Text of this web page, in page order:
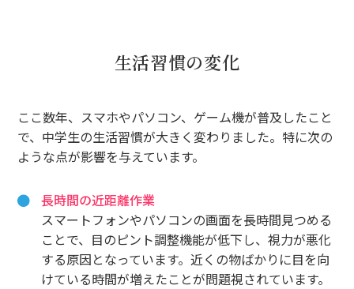
生活習慣の変化
ここ数年、スマホやパソコン、ゲーム機が普及したこと
で、中学生の生活習慣が大きく変わりました。特に次の
ような点が影響を与えています。
長時間の近距離作業
スマートフォンやパソコンの画面を長時間見つめる
ことで、目のピント調整機能が低下し、視力が悪化
する原因となっています。近くの物ばかりに目を向
けている時間が増えたことが問題視されています。